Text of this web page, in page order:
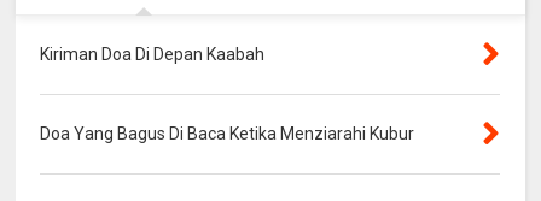
Kiriman Doa Di Depan Kaabah
Doa Yang Bagus Di Baca Ketika Menziarahi Kubur